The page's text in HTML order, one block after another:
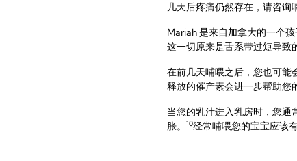
几天后疼痛仍然存在，请咨询
Mariah 是来自加拿大的一个
这一切原来是舌系带过短导致
在前几天哺喂之后，您也可能
释放的催产素会进一步帮助您
当您的乳汁进入乳房时，您
胀。
10经常哺喂您的宝宝应该